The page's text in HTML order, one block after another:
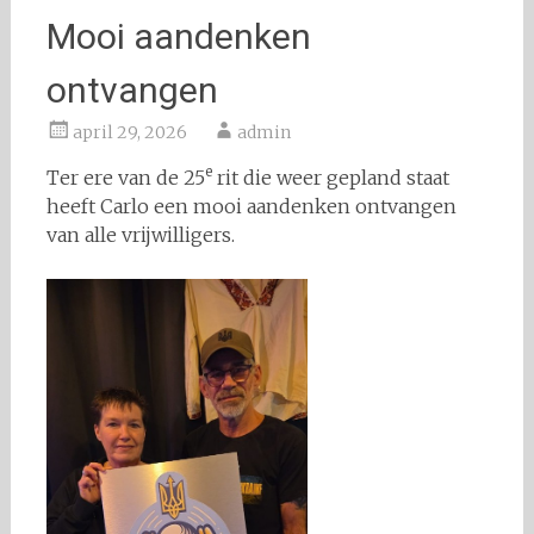
Mooi aandenken
ontvangen
april 29, 2026 admin
Ter ere van de 25erit die weer gepland staat
heeft Carlo een mooi aandenken ontvangen
van alle vrijwilligers.